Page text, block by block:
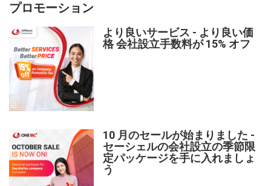
プロモーション
より良いサービス - より良い価
格 会社設立手数料が 15% オフ
10 月のセールが始まりました -
セーシェルの会社設立の季節限
定パッケージを手に入れましょ
う